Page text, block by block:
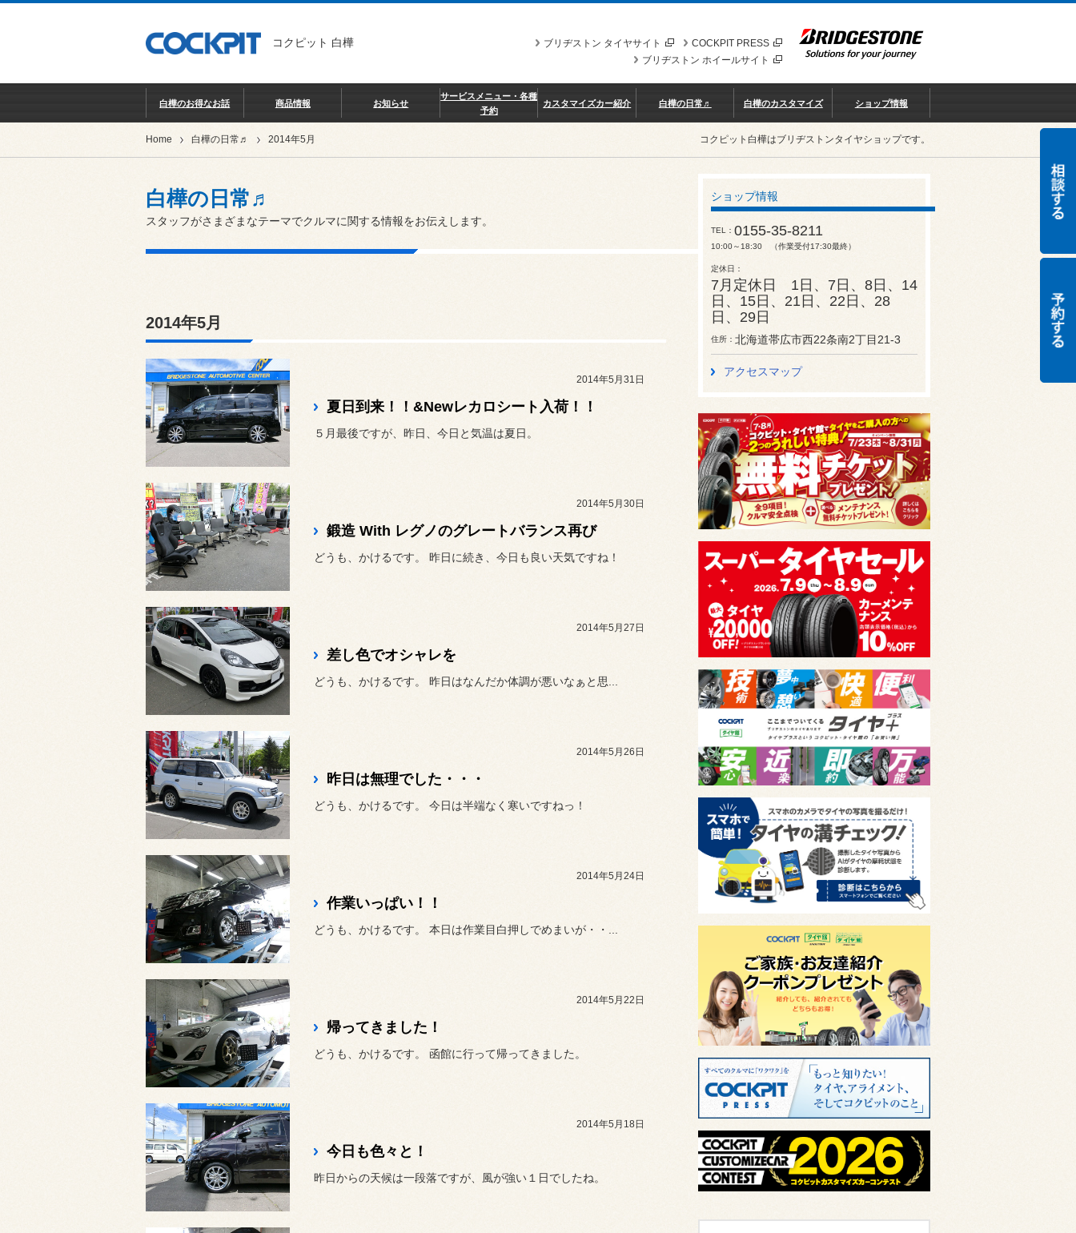
コクピット 白樺 COCKPIT PRESS
ブリヂストン タイヤサイト
ブリヂストン ホイールサイト
白樺のお得なお話 商品情報 お知らせ
サービスメニュー・各種
予約
カスタマイズカー紹介 白樺の日常♬ 白樺のカスタマイズ ショップ情報
Home 白樺の日常♬ 2014年5月 コクピット白樺はブリヂストンタイヤショップです。
白樺の日常♬
スタッフがさまざまなテーマでクルマに関する情報をお伝えします。
2014年5月
2014年5月31日
夏日到来！！&Newレカロシート入荷！！
５月最後ですが、昨日、今日と気温は夏日。
2014年5月30日
鍛造 With レグノのグレートバランス再び
どうも、かけるです。 昨日に続き、今日も良い天気ですね！
2014年5月27日
差し色でオシャレを
どうも、かけるです。 昨日はなんだか体調が悪いなぁと思...
2014年5月26日
昨日は無理でした・・・
どうも、かけるです。 今日は半端なく寒いですねっ！
2014年5月24日
作業いっぱい！！
どうも、かけるです。 本日は作業目白押しでめまいが・・...
2014年5月22日
帰ってきました！
どうも、かけるです。 函館に行って帰ってきました。
2014年5月18日
今日も色々と！
昨日からの天候は一段落ですが、風が強い１日でしたね。
ショップ情報
TEL 0155-35-8211
10:00～18:30 （作業受付17:30最終）
定休日
7月定休日 1日、7日、8日、14
日、15日、21日、22日、28
日、29日
住所 北海道帯広市西22条南2丁目21-3
アクセスマップ